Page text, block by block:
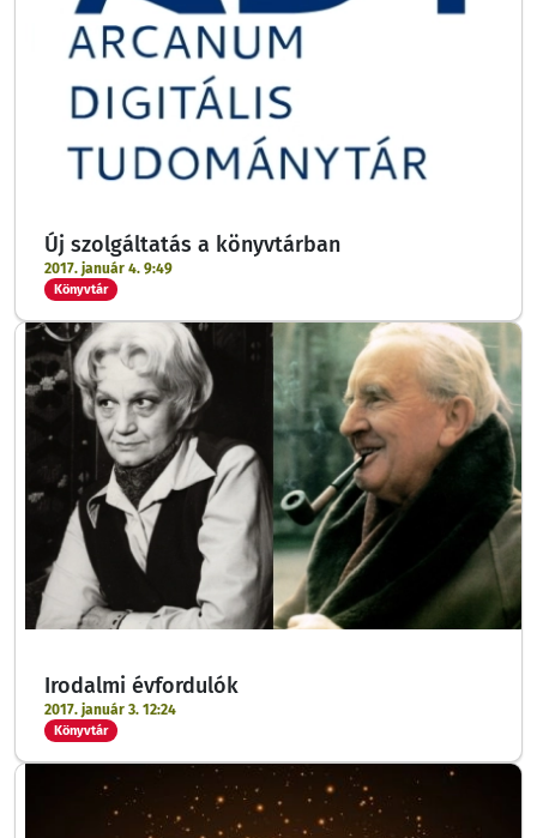
Új szolgáltatás a könyvtárban
2017. január 4. 9:49
Könyvtár
Irodalmi évfordulók
2017. január 3. 12:24
Könyvtár